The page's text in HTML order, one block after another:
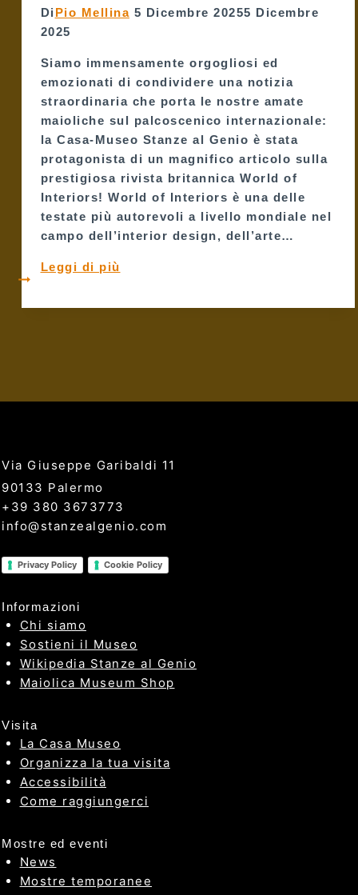
Genio”
Di Pio Mellina 5 Dicembre 20255 Dicembre
2025
Siamo immensamente orgogliosi ed
emozionati di condividere una notizia
straordinaria che porta le nostre amate
maioliche sul palcoscenico internazionale:
la Casa-Museo Stanze al Genio è stata
protagonista di un magnifico articolo sulla
prestigiosa rivista britannica World of
Interiors! World of Interiors è una delle
testate più autorevoli a livello mondiale nel
campo dell’interior design, dell’arte…
Leggi di più
al
World
Via Giuseppe Garibaldi 11
90133 Palermo
+39 380 3673773
info@stanzealgenio.com
Privacy Policy Cookie Policy
Informazioni
Chi siamo
Sostieni il Museo
Wikipedia Stanze al Genio
Maiolica Museum Shop
Visita
La Casa Museo
Organizza la tua visita
Accessibilità
Come raggiungerci
Mostre ed eventi
News
Mostre temporanee